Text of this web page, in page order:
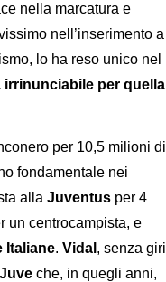
nella marcatura e
nell’inserimento a
lo ha reso unico nel
irrinunciabile per quella
per 10,5 milioni di
fondamentale nei
alla Juventus per 4
un centrocampista, e
Italiane. Vidal , senza giri
che, in quegli anni,